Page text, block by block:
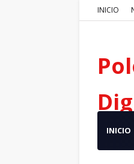
INICIO
INICIO